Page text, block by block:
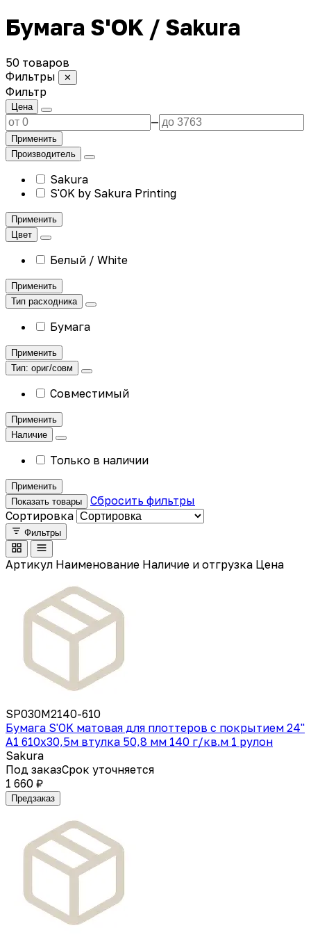
Бумага S'OK / Sakura
50 товаров
Фильтры
✕
Фильтр
Цена
—
Применить
Производитель
Sakura
S'OK by Sakura Printing
Применить
Цвет
Белый / White
Применить
Тип расходника
Бумага
Применить
Тип: ориг/совм
Совместимый
Применить
Наличие
Только в наличии
Применить
Показать товары
Сбросить фильтры
Сортировка
Фильтры
Артикул Наименование Наличие и отгрузка Цена
SP030M2140-610
Бумага S'OK матовая для плоттеров с покрытием 24''
A1 610х30,5м втулка 50,8 мм 140 г/кв.м 1 рулон
Sakura
Под заказСрок уточняется
1 660 ₽
Предзаказ